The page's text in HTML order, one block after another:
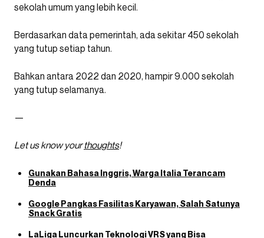
sekolah umum yang lebih kecil.
Berdasarkan data pemerintah, ada sekitar 450 sekolah
yang tutup setiap tahun.
Bahkan antara 2022 dan 2020, hampir 9.000 sekolah
yang tutup selamanya.
—
Let us know yourthoughts!
Gunakan Bahasa Inggris, Warga Italia Terancam
Denda
Google Pangkas Fasilitas Karyawan, Salah Satunya
Snack Gratis
LaLiga Luncurkan Teknologi VRS yang Bisa